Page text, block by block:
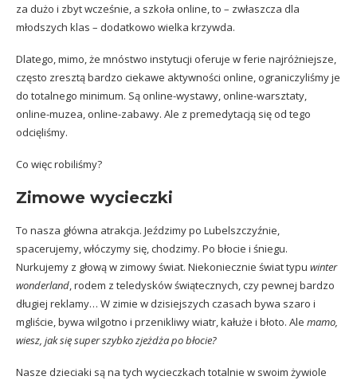
za dużo i zbyt wcześnie, a szkoła online, to – zwłaszcza dla
młodszych klas – dodatkowo wielka krzywda.
Dlatego, mimo, że mnóstwo instytucji oferuje w ferie najróżniejsze,
często zresztą bardzo ciekawe aktywności online, ograniczyliśmy je
do totalnego minimum. Są online-wystawy, online-warsztaty,
online-muzea, online-zabawy. Ale z premedytacją się od tego
odcięliśmy.
Co więc robiliśmy?
Zimowe wycieczki
To nasza główna atrakcja. Jeździmy po Lubelszczyźnie,
spacerujemy, włóczymy się, chodzimy. Po błocie i śniegu.
Nurkujemy z głową w zimowy świat. Niekoniecznie świat typu winter
wonderland, rodem z teledysków świątecznych, czy pewnej bardzo
długiej reklamy… W zimie w dzisiejszych czasach bywa szaro i
mgliście, bywa wilgotno i przenikliwy wiatr, kałuże i błoto. Ale mamo,
wiesz, jak się super szybko zjeżdża po błocie?
Nasze dzieciaki są na tych wycieczkach totalnie w swoim żywiole